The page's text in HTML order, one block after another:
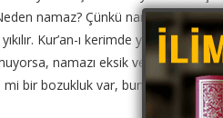
namaz? Çünkü namaz dinin
Kur’an-ı kerimde yeminle,
namazı eksik veya bozuk
mi bir bozukluk var, bunu tespit